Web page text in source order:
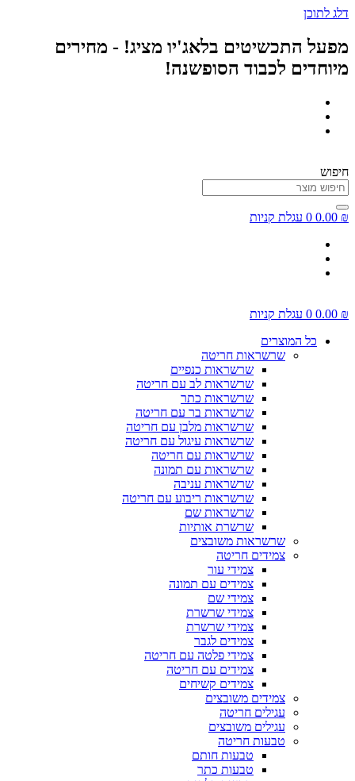
דלג לתוכן
מפעל התכשיטים בלאג'יו מציג! - מחירים
מיוחדים לכבוד הסופשנה!
חיפוש
0.00 ₪
0 עגלת קניות
0.00 ₪
0 עגלת קניות
כל המוצרים
שרשראות חריטה
שרשראות כנפיים
שרשראות לב עם חריטה
שרשראות כתר
שרשראות בר עם חריטה
שרשראות מלבן עם חריטה
שרשראות עיגול עם חריטה
שרשראות עם חריטה
שרשראות עם תמונה
שרשראות עניבה
שרשראות ריבוע עם חריטה
שרשראות שם
שרשרת אותיות
שרשראות משובצים
צמידים חריטה
צמידי עור
צמידים עם תמונה
צמידי שם
צמידי שרשרת
צמידי שרשרת
צמידים לגבר
צמידי פלטה עם חריטה
צמידים עם חריטה
צמידים קשיחים
צמידים משובצים
עגילים חריטה
עגילים משובצים
טבעות חריטה
טבעות חותם
טבעות כתר